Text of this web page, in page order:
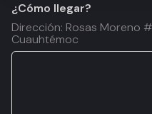
¿Cómo llegar?
Dirección: Rosas Moreno
Cuauhtémoc